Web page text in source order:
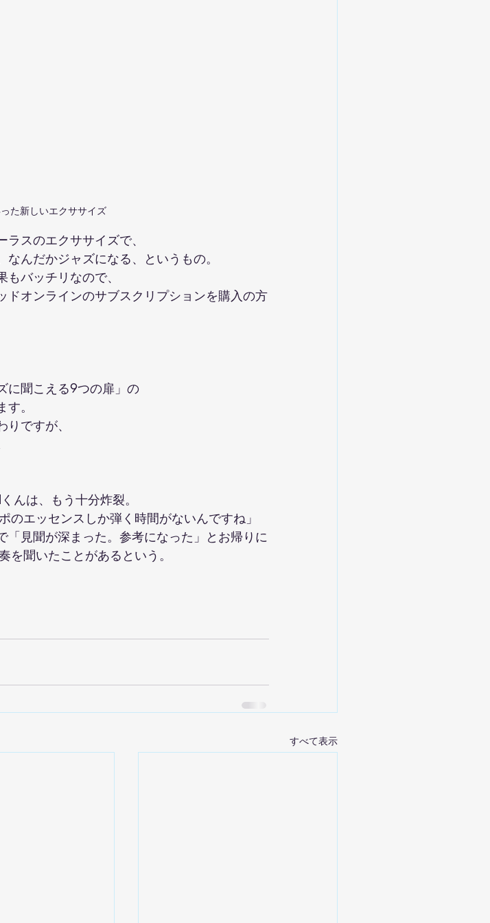
た新しいエクササイズ
スのエクササイズで、
んだかジャズになる、というもの。
バッチリなので、
オンラインのサブスクリプションを購入の方
に聞こえる9つの扉」の
。
ですが、
んは、もう十分炸裂。
エッセンスしか弾く時間がないんですね」
「見聞が深まった。参考になった」とお帰りに
聞いたことがあるという。
すべて表示